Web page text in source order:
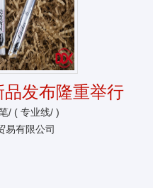
品发布隆重举行
/ ( 专业线/ )
易有限公司